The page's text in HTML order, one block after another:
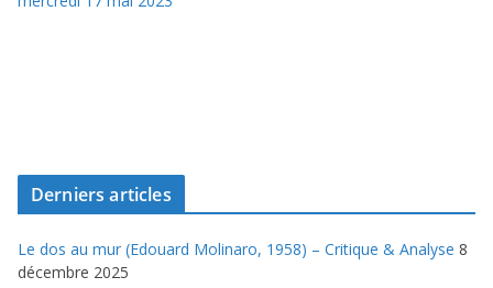
Derniers articles
Le dos au mur (Edouard Molinaro, 1958) – Critique & Analyse 8
décembre 2025